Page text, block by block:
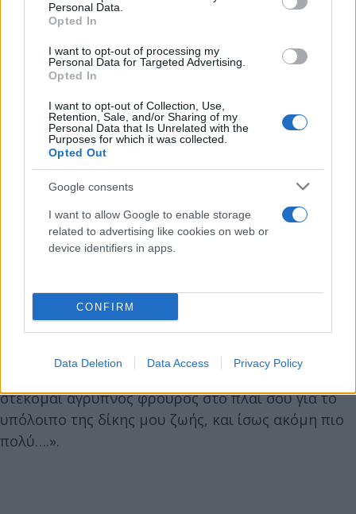
Personal Data.
Opted In
I want to opt-out of processing my
Personal Data for Targeted Advertising.
Opted In
I want to opt-out of Collection, Use,
Retention, Sale, and/or Sharing of my
Personal Data that Is Unrelated with the
Purposes for which it was collected.
Opted Out
Google consents
I want to allow Google to enable storage
related to advertising like cookies on web or
device identifiers in apps.
CONFIRM
Data Deletion Data Access Privacy Policy
ζεστασιά από το κορμί σου, να σε φιλάω και να
γεύομαι τα φιλιά σου, να σε κοιτάω όμορφη μου
και να μου δίνεις λίγη από την δύναμη σου, που
Μόνο έτσι εξηγώ ότι δεν έχεις κλάψει ποτέ από
τότε, παρά μόνο τις στιγμές που μαθαίνεις
επιληπτικές κρίσεις!
θαύμα, της επιστήμης που μπορεί να σε κάνει
καλύτερα, όσο και αν αυτό αργεί! Ξέρω πως κάπου
Δεν μπορώ να υποσχεθώ ότι θα είμαι εδώ για το
υπόλοιπο της ζωής σου γιατί παρακαλάω τον Θεό
να ζήσεις περισσότερα χρόνια, αλλά μπορώ να σου
στέκομαι άγρυπνος φρουρός στο πλάι σου για το
υπόλοιπο της δίκης μου ζωής, και ίσως ακόμη πιο
πολύ….».